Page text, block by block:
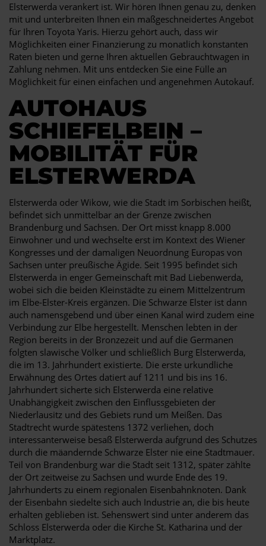
Elsterwerda verankert ist. Wir hören Ihnen genau zu, denken
mit und unterbreiten Ihnen ein maßgeschneidertes Angebot
für Ihren Toyota Yaris. Hierzu gehört auch, dass wir
Möglichkeiten einer Finanzierung zu monatlich konstanten
Raten bieten und gerne Ihren aktuellen Gebrauchtwagen in
Zahlung nehmen. Mit uns entdecken Sie eine Fülle an
Möglichkeit für einen einfachen und angenehmen Autokauf.
AUTOHAUS
SCHIEFELBEIN –
MOBILITÄT FÜR
ELSTERWERDA
Elsterwerda oder Wikow, wie die Stadt im Sorbischen heißt,
befindet sich unmittelbar an der Grenze zwischen
Brandenburg und Sachsen. Der Ort misst knapp 8.000
Einwohner und und wechselte erst im Kontext des Wiener
Kongresses und der damaligen Neuordnung Europas von
Sachsen unter preußische Ägide. Seit 1995 befindet sich
Elsterwerda in enger Gemeinschaft mit Bad Liebenwerda,
wobei sich die beiden Kleinstädte zu einem Mittelzentrum
im Elbe-Elster-Kreis ergänzen. Die Schwarze Elster ist dann
auch namensgebend und über einen Kanal wird zudem eine
Verbindung zur Elbe hergestellt. Menschen lebten in der
Region bereits in der Bronzezeit und auf die Germanen
folgten slawische Völker und schließlich Burg Elsterwerda,
die im 13. Jahrhundert existierte. Die erste urkundliche
Erwähnung des Ortes datiert auf 1211 und bis ins 16.
Jahrhundert sicherte sich Elsterwerda eine relative
Unabhängigkeit zwischen den Einflussgebieten der
Niederlausitz und des Gebiets rund um Meißen. Das
Stadtrecht wurde spätestens 1372 verliehen, doch
interessanterweise besaß Elsterwerda aufgrund des Schutzes
durch die mäandernde Schwarze Elster nie eine Stadtmauer.
Teil von Brandenburg war die Stadt seit 1312, später zählte
der Ort zeitweise zu Sachsen und wurde Ende des 19.
Jahrhunderts zu einem regionalen Eisenbahnknoten. Dank
der Eisenbahn siedelte sich auch Industrie an, die bis heute
erhalten geblieben ist. Sehenswert sind unter anderem das
Schloss Elsterwerda oder die Kirche St. Katharina und der
Marktplatz.